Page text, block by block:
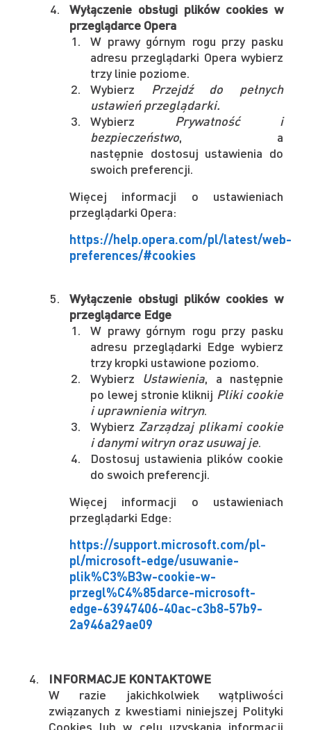
Wyłączenie obsługi plików cookies w
przeglądarce Opera
W prawy górnym rogu przy pasku
adresu przeglądarki Opera wybierz
trzy linie poziome.
Wybierz
Przejdź do pełnych
ustawień przeglądarki.
Wybierz
Prywatność i
bezpieczeństwo, a
następnie dostosuj ustawienia do
swoich preferencji.
Więcej informacji o ustawieniach
przeglądarki Opera:
https://help.opera.com/pl/latest/web-
preferences/#cookies
Wyłączenie obsługi plików cookies w
przeglądarce Edge
W prawy górnym rogu przy pasku
adresu przeglądarki Edge wybierz
trzy kropki ustawione poziomo.
Wybierz Ustawienia, a następnie
po lewej stronie kliknij Pliki cookie
i uprawnienia witryn.
Wybierz Zarządzaj plikami cookie
i danymi witryn oraz usuwaj je.
Dostosuj ustawienia plików cookie
do swoich preferencji.
Więcej informacji o ustawieniach
przeglądarki Edge:
https://support.microsoft.com/pl-
pl/microsoft-edge/usuwanie-
plik%C3%B3w-cookie-w-
przegl%C4%85darce-microsoft-
edge-63947406-40ac-c3b8-57b9-
2a946a29ae09
INFORMACJE KONTAKTOWE
W razie jakichkolwiek wątpliwości
związanych z kwestiami niniejszej Polityki
Cookies lub w celu uzyskania informacji